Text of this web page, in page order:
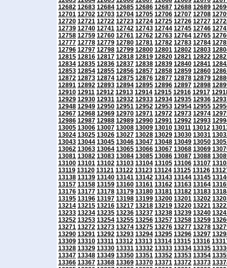
12682 12683 12684 12685 12686 12687 12688 12689
12701 12702 12703 12704 12705 12706 12707 12708
12720 12721 12722 12723 12724 12725 12726 12727
12739 12740 12741 12742 12743 12744 12745 12746
12758 12759 12760 12761 12762 12763 12764 12765
12777 12778 12779 12780 12781 12782 12783 12784
12796 12797 12798 12799 12800 12801 12802 12803
12815 12816 12817 12818 12819 12820 12821 12822
12834 12835 12836 12837 12838 12839 12840 12841
12853 12854 12855 12856 12857 12858 12859 12860
12872 12873 12874 12875 12876 12877 12878 12879
12891 12892 12893 12894 12895 12896 12897 12898
12910 12911 12912 12913 12914 12915 12916 12917
12929 12930 12931 12932 12933 12934 12935 12936
12948 12949 12950 12951 12952 12953 12954 12955
12967 12968 12969 12970 12971 12972 12973 12974
12986 12987 12988 12989 12990 12991 12992 12993
13005 13006 13007 13008 13009 13010 13011 13012
13024 13025 13026 13027 13028 13029 13030 13031
13043 13044 13045 13046 13047 13048 13049 13050
13062 13063 13064 13065 13066 13067 13068 13069
13081 13082 13083 13084 13085 13086 13087 13088
13100 13101 13102 13103 13104 13105 13106 13107
13119 13120 13121 13122 13123 13124 13125 13126
13138 13139 13140 13141 13142 13143 13144 13145
13157 13158 13159 13160 13161 13162 13163 13164
13176 13177 13178 13179 13180 13181 13182 13183
13195 13196 13197 13198 13199 13200 13201 13202
13214 13215 13216 13217 13218 13219 13220 13221
13233 13234 13235 13236 13237 13238 13239 13240
13252 13253 13254 13255 13256 13257 13258 13259
13271 13272 13273 13274 13275 13276 13277 13278
13290 13291 13292 13293 13294 13295 13296 13297
13309 13310 13311 13312 13313 13314 13315 13316
13328 13329 13330 13331 13332 13333 13334 13335
13347 13348 13349 13350 13351 13352 13353 13354
13366 13367 13368 13369 13370 13371 13372 13373